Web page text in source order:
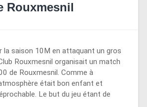
Rouxmesnil
la saison 10M en attaquant un gros
Rouxmesnil organisait un match
de Rouxmesnil. Comme à
était bon enfant et
Le but du jeu étant de